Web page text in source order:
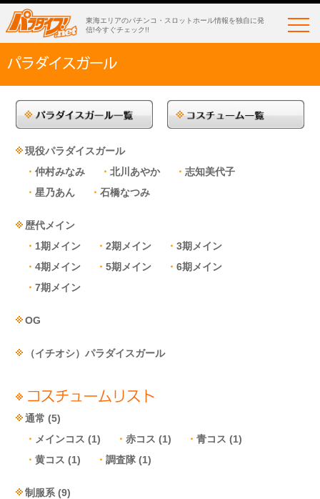
東海エリアのパチンコ・スロットホール情報を独自に発
信!今すぐチェック!!
現役パラダイスガール
仲村みなみ
北川あやか
志知美代子
星乃あん
石橋なつみ
歴代メイン
1期メイン
2期メイン
3期メイン
4期メイン
5期メイン
6期メイン
7期メイン
OG
（イチオシ）パラダイスガール
通常 (5)
メインコス (1) 赤コス (1) 青コス (1)
黄コス (1) 調査隊 (1)
制服系 (9)